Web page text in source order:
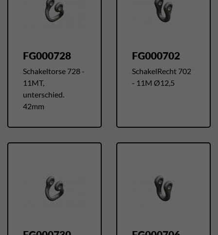
FG000728
Schakeltorse 728 -
11MT,
unterschied.
42mm
FG000702
SchakelRecht 702
- 11M Ø12,5